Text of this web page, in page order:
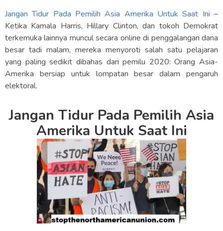
Jangan Tidur Pada Pemilih Asia Amerika Untuk Saat Ini –
Ketika Kamala Harris, Hillary Clinton, dan tokoh Demokrat
terkemuka lainnya muncul secara online di penggalangan dana
besar tadi malam, mereka menyoroti salah satu pelajaran
yang paling sedikit dibahas dari pemilu 2020: Orang Asia-
Amerika bersiap untuk lompatan besar dalam pengaruh
elektoral.
Jangan Tidur Pada Pemilih Asia
Amerika Untuk Saat Ini